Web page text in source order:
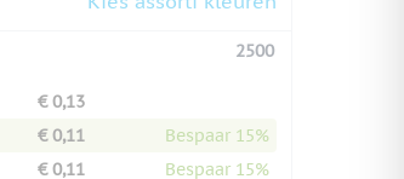
2500
€ 0,13
€ 0,11
Bespaar 15%
€ 0,11
Bespaar 15%